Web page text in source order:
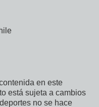
en este
está sujeta a cambios
no se hace